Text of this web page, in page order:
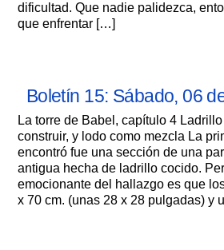
dificultad. Que nadie palidezca,
que enfrentar […]
Boletín 15: Sábado, 06
La torre de Babel, capítulo 4
construir, y lodo como mezcla La
encontró fue una sección de una
antigua hecha de ladrillo cocido.
emocionante del hallazgo es que
x 70 cm. (unas 28 x 28 pulgadas) y